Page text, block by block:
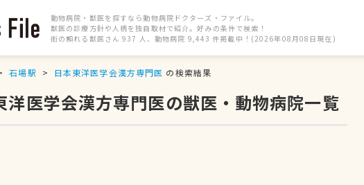
動物病院・獣医を探すなら動物病院ドクターズ・ファイル。
獣医の診療方針や人柄を独自取材で紹介。好みの条件で検索！
街の頼れる獣医さん 937 人、動物病院 9,443 件掲載中！(2026年08月08日現在)
石場駅 日本東洋医学会漢方専門医 の検索結果
医学会漢方専門医の獣医・動物病院一覧